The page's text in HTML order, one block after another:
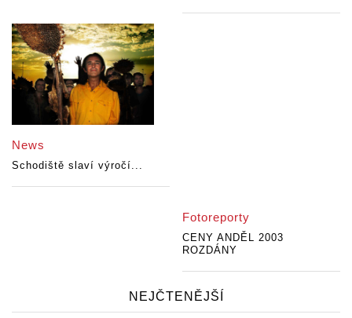
News
Schodiště slaví výročí...
Fotoreporty
CENY ANDĚL 2003
ROZDÁNY
NEJČTENĚJŠÍ